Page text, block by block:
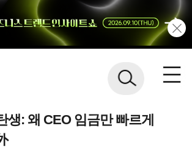
생: 왜 CEO 임금만 빠르게